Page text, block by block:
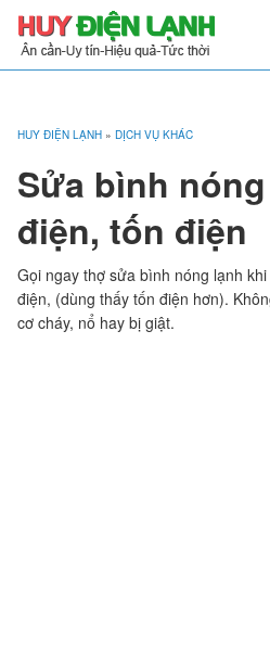
HUY ĐIỆN LẠNH » DỊCH VỤ KHÁC
Sửa bình
điện, tốn điện
Gọi ngay thợ sửa bình nóng lạnh
điện, (dùng thấy tốn điện hơn).
cơ cháy, nổ hay bị giật.